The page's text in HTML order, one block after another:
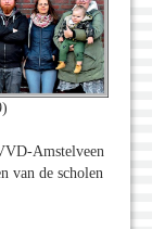
Amstelveen
van de scholen